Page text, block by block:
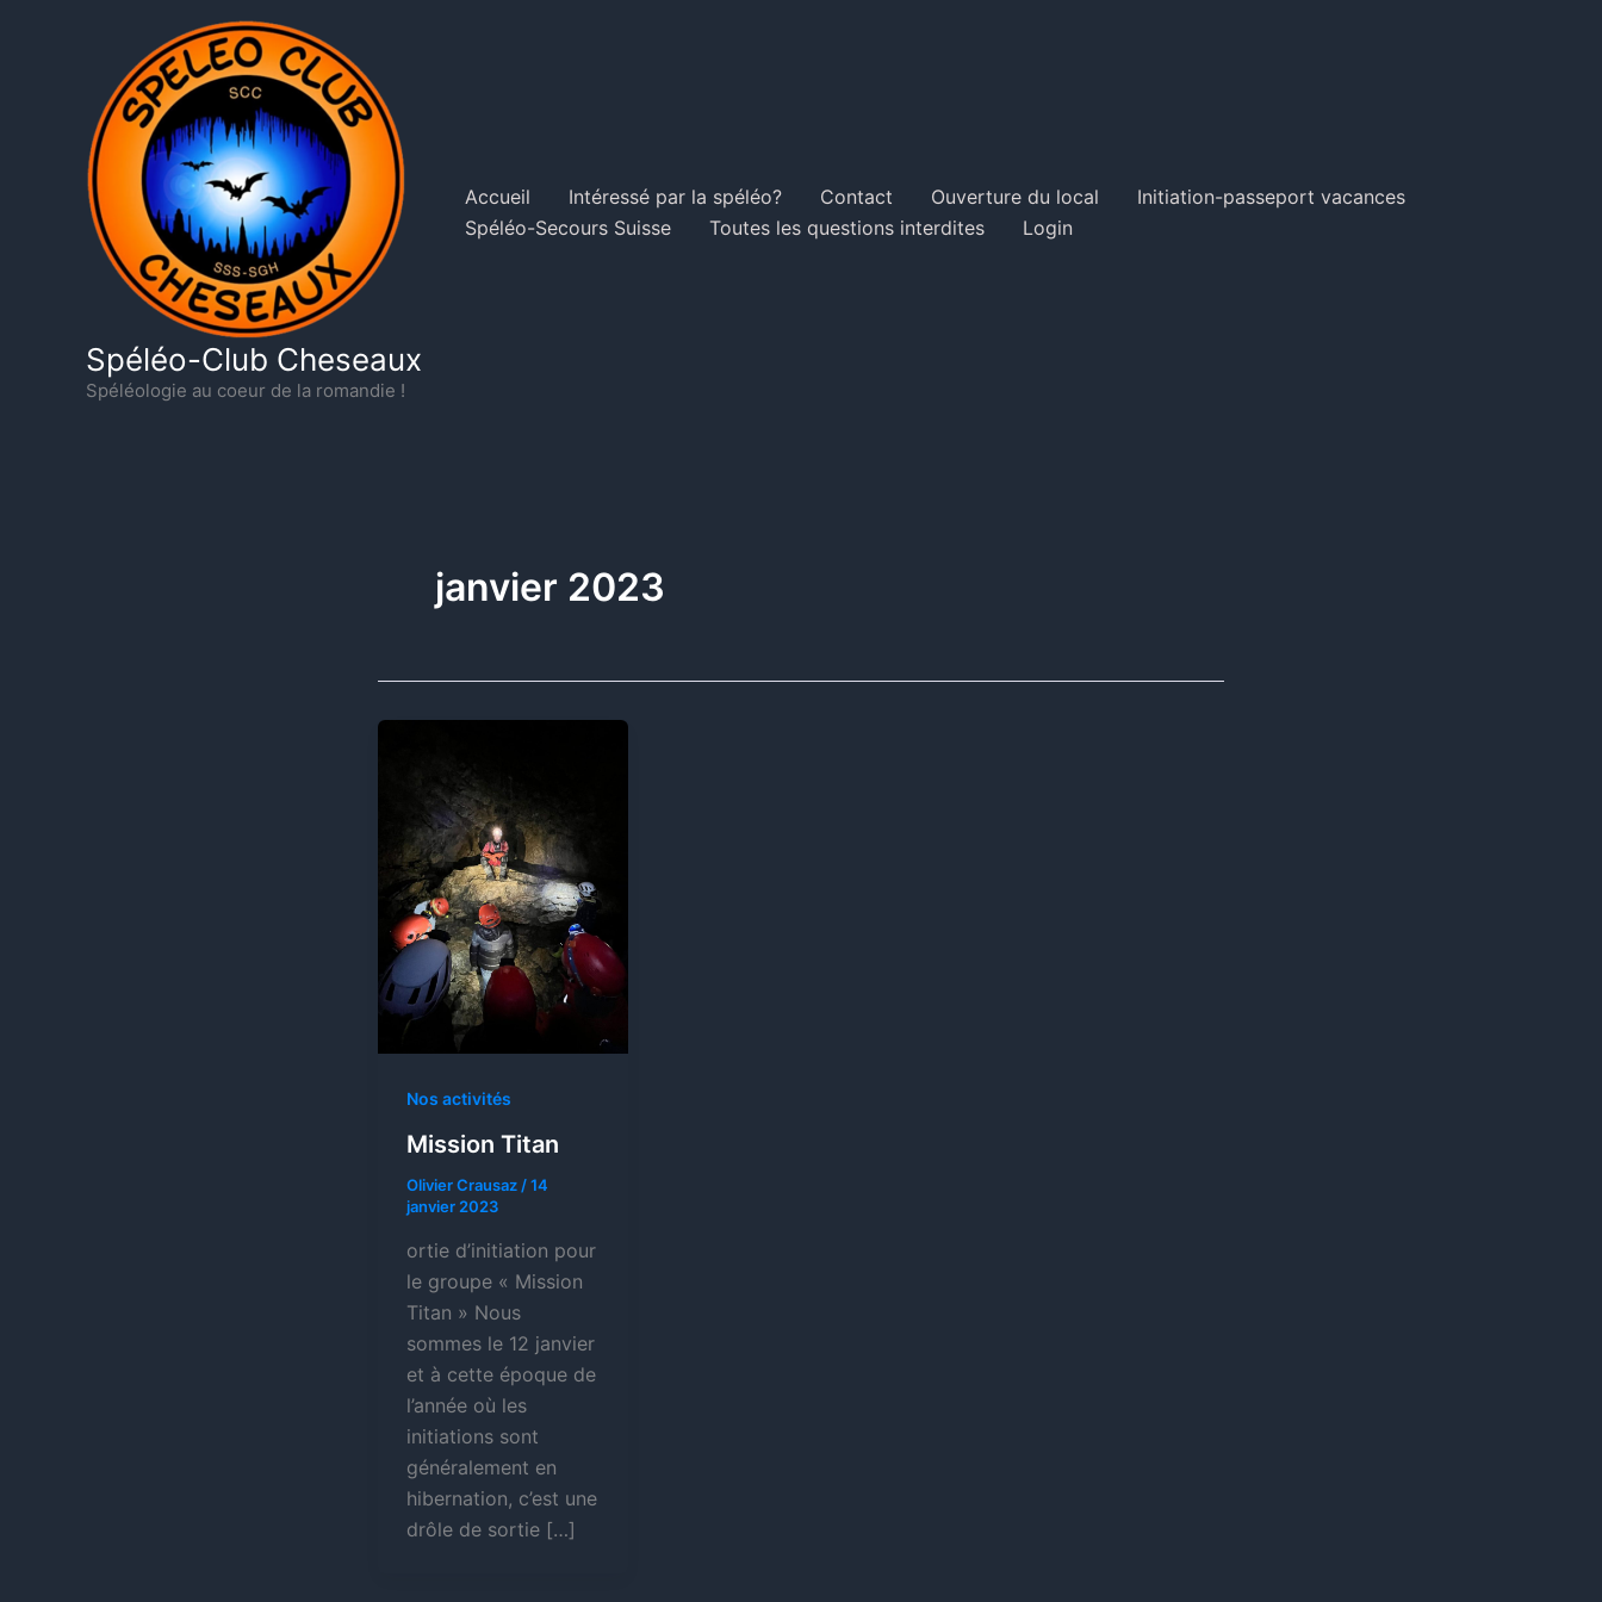
Spéléo-Club Cheseaux
Spéléologie au coeur de la romandie !
Accueil Intéressé par la spéléo? Contact Ouverture du local
Initiation-passeport vacances
Spéléo-Secours Suisse
Toutes les questions interdites Login
janvier 2023
Nos activités
Mission Titan
Olivier Crausaz /14
janvier 2023
ortie d’initiation pour
le groupe « Mission
Titan » Nous
sommes le 12 janvier
et à cette époque de
l’année où les
initiations sont
généralement en
hibernation, c’est une
drôle de sortie […]